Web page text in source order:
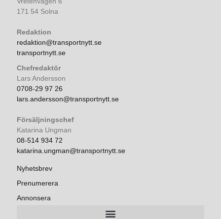
171 54 Solna
Redaktion
redaktion@transportnytt.se
transportnytt.se
Chefredaktör
Lars Andersson
0708-29 97 26
lars.andersson@transportnytt.se
Försäljningschef
Katarina Ungman
08-514 934 72
katarina.ungman@transportnytt.se
Nyhetsbrev
Prenumerera
Annonsera